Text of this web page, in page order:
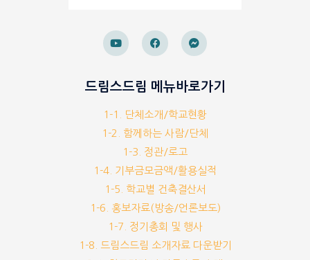
드림스드림 메뉴바로가기
1-1. 단체소개/학교현황
1-2. 함께하는 사람/단체
1-3. 정관/로고
1-4. 기부금모금액/활용실적
1-5. 학교별 건축결산서
1-6. 홍보자료(방송/언론보도)
1-7. 정기총회 및 행사
1-8. 드림스드림 소개자료 다운받기